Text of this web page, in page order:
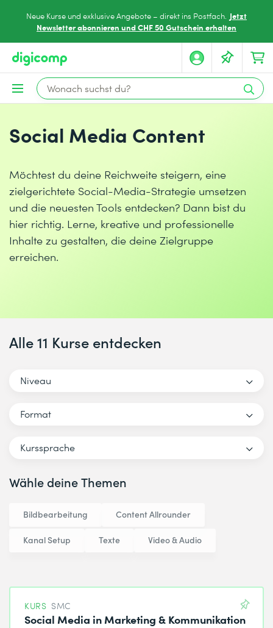
Neue Kurse und exklusive Angebote – direkt ins Postfach. Jetzt
Newsletter abonnieren und CHF 50 Gutschein erhalten
Social Media Content
Möchtest du deine Reichweite steigern, eine
zielgerichtete Social-Media-Strategie umsetzen
und die neuesten Tools entdecken? Dann bist du
hier richtig. Lerne, kreative und professionelle
Inhalte zu gestalten, die deine Zielgruppe
erreichen.
Alle 11 Kurse entdecken
Niveau
Format
Kurssprache
Wähle deine Themen
Bildbearbeitung Content Allrounder
Kanal Setup Texte Video & Audio
KURS SMC
Social Media in Marketing & Kommunikation